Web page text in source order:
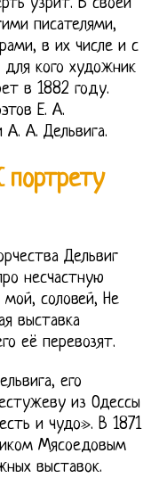
узрит. В своей
писателями,
в их числе и с
кого художник
в 1882 году.
Е. А.
А. А. Дельвига.
Дельвиг
несчастную
мой, соловей, Не
выставка
её перевозят.
его
из Одессы
и чудо». В 1871
Мясоедовым
выставок.